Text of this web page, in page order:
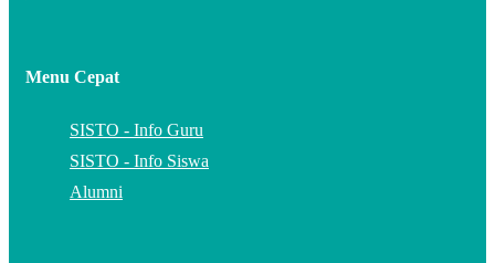
Menu Cepat
SISTO - Info Guru
SISTO - Info Siswa
Alumni